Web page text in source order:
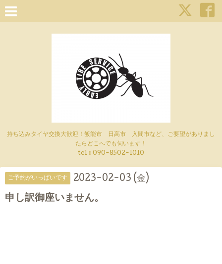
持ち込みタイヤ交換大歓迎！飯能市 日高市 入間市など、ご要望がありまし
たらどこへでも伺います！
tel : 090-8502-1010
ご予約がいっぱいです 2023-02-03 (金)
申し訳御座いません。